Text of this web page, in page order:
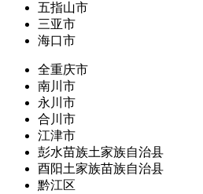
五指山市
三亚市
海口市
全重庆市
南川市
永川市
合川市
江津市
彭水苗族土家族自治县
酉阳土家族苗族自治县
黔江区